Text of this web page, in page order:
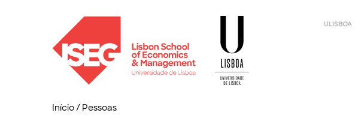
ULISBOA
Início/ Pessoas